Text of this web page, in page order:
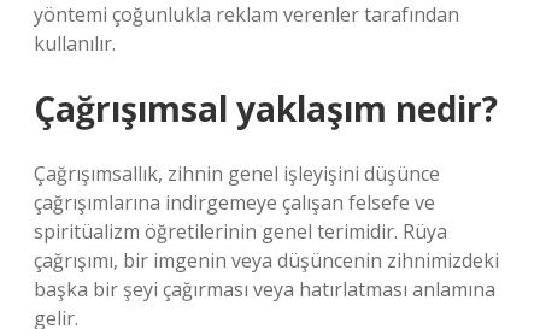
yöntemi çoğunlukla reklam verenler tarafından
kullanılır.
Çağrışımsal yaklaşım nedir?
Çağrışımsallık, zihnin genel işleyişini düşünce
çağrışımlarına indirgemeye çalışan felsefe ve
spiritüalizm öğretilerinin genel terimidir. Rüya
çağrışımı, bir imgenin veya düşüncenin zihnimizdeki
başka bir şeyi çağırması veya hatırlatması anlamına
gelir.